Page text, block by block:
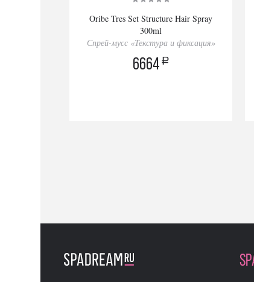
Oribe Tres Set Structure Hair Spray
300ml
Спрей-мусс «Текстура и фиксация»
6664 a